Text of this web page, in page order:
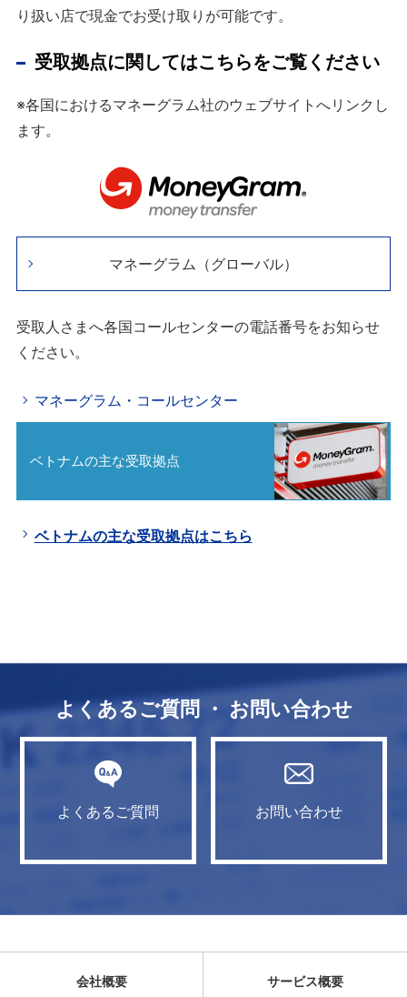
り扱い店で現金でお受け取りが可能です。
受取拠点に関してはこちらをご覧ください
※各国におけるマネーグラム社のウェブサイトへリンクし
ます。
マネーグラム（グローバル）
受取人さまへ各国コールセンターの電話番号をお知らせ
ください。
マネーグラム・コールセンター
ベトナムの主な受取拠点
ベトナムの主な受取拠点はこちら
よくあるご質問 ・ お問い合わせ
よくあるご質問 お問い合わせ
会社概要 サービス概要